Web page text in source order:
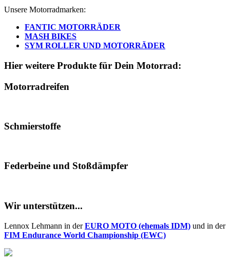
Unsere Motorradmarken:
FANTIC MOTORRÄDER
MASH BIKES
SYM ROLLER UND MOTORRÄDER
Hier weitere Produkte für Dein Motorrad:
Motorradreifen
Schmierstoffe
Federbeine und Stoßdämpfer
Wir unterstützen...
Lennox Lehmann in derEURO MOTO (ehemals IDM) und in der
FIM Endurance World Championship (EWC)